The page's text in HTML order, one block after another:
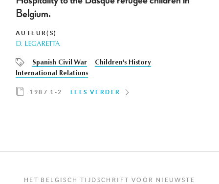
Belgium.
AUTEUR(S)
D. LEGARETTA
Spanish Civil War
Children's History
International Relations
1987 1-2 LEES VERDER
HET BELGISCH TIJDSCHRIFT VOOR NIEUWSTE